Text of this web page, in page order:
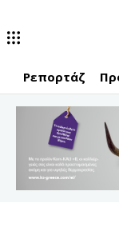
Ρεπορτάζ